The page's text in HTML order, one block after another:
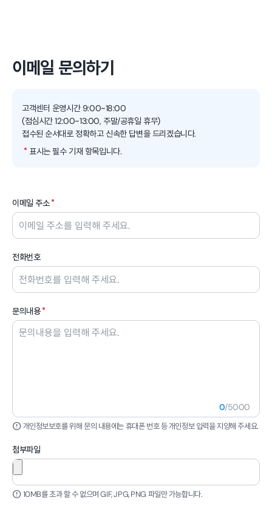
이메일 문의하기
고객센터 운영시간 9:00~18:00
(점심시간 12:00~13:00, 주말/공휴일 휴무)
접수된 순서대로 정확하고 신속한 답변을 드리겠습니다.
표시는 필수 기재 항목입니다.
이메일 주소필수
전화번호
문의내용필수
0/5000
개인정보보호를 위해 문의 내용에는 휴대폰 번호 등 개인정보 입력을 지양해 주세요.
첨부파일
10MB를 초과 할 수 없으며 GIF, JPG, PNG 파일만 가능합니다.